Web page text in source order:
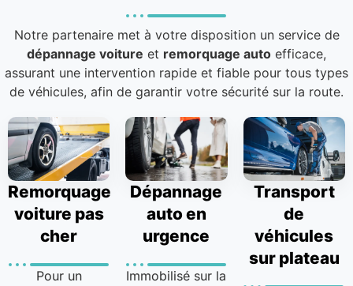
Notre partenaire met à votre disposition un service de
dépannage voiture et remorquage auto efficace,
assurant une intervention rapide et fiable pour tous types
de véhicules, afin de garantir votre sécurité sur la route.
Remorquage
voiture pas
cher
Pour un
Dépannage
auto en
urgence
Immobilisé sur la
Transport
de
véhicules
sur plateau